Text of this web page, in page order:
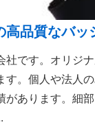
高品質なバッ
社です。オリジ
す。個人や法人
があります。細